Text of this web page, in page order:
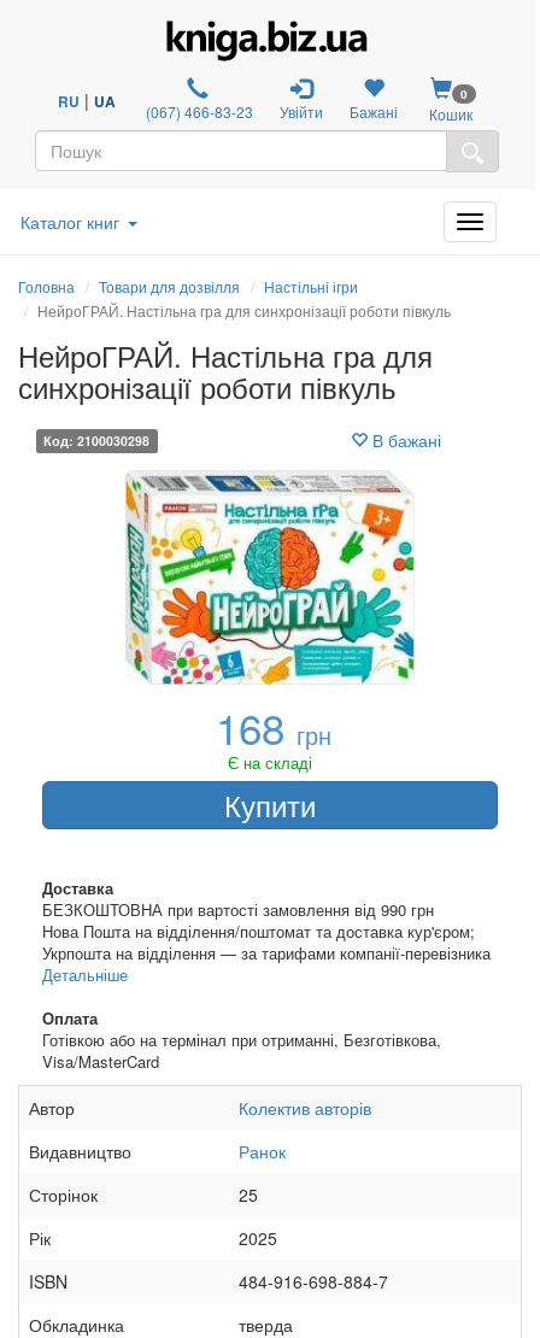
RU | UA (067) 466-83-23 Увійти Бажані
0
Кошик
Каталог книг
Головна Товари для дозвілля
Настільні ігри
НейроГРАЙ. Настільна гра для синхронізації роботи півкуль
НейроГРАЙ. Настільна гра для
синхронізації роботи півкуль
Код: 2100030298 В бажані
168 грн
Є на складі
Купити
Доставка
БЕЗКОШТОВНА при вартості замовлення від 990 грн
Нова Пошта на відділення/поштомат та доставка кур'єром;
Укрпошта на відділення — за тарифами компанії-перевізника
Детальніше
Оплата
Готівкою або на термінал при отриманні, Безготівкова,
Visa/MasterCard
Автор
Колектив авторів
Видавництво
Ранок
Сторінок
25
Рік
2025
ISBN
484-916-698-884-7
Обкладинка
тверда